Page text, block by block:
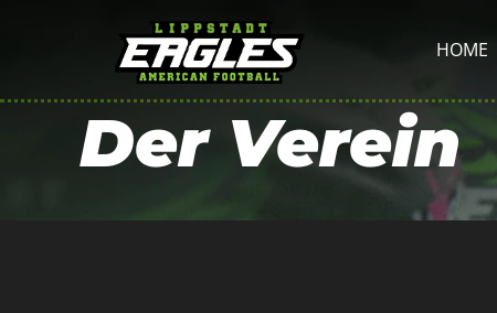
HOME
Der Verein